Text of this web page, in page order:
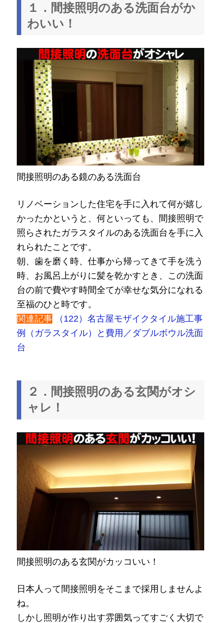
１．間接照明のある洗面台がか
わいい！
間接照明のある鏡のある洗面台
リノベーションした住宅を手に入れて何が嬉し
かったかというと、何といっても、間接照明で
照らされたガラスタイルのある洗面台を手に入
れられたことです。
朝、歯を磨く時、仕事から帰ってきて手を洗う
時、お風呂上がりに髪を乾かすとき、この洗面
台の前で費やす時間全てが幸せな気分になれる
至福のひと時です。
関連記事
（122）名古屋モザイクタイル施工事
例（ガラスタイル）と費用／ダブルボウル洗面
台
２．間接照明のある玄関がオシ
ャレ！
間接照明のある玄関がカッコいい！
日本人って間接照明をそこまで採用しませんよ
ね。
しかし照明が作り出す雰囲気ってすごく大切で